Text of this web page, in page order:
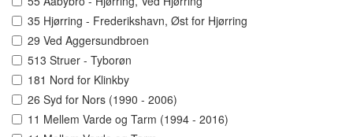
35 Hjørring - Frederikshavn, Øst for Hjørring
29 Ved Aggersundbroen
513 Struer - Tyborøn
181 Nord for Klinkby
26 Syd for Nors (1990 - 2006)
11 Mellem Varde og Tarm (1994 - 2016)